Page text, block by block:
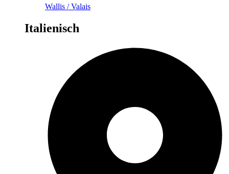
Wallis / Valais
Italienisch